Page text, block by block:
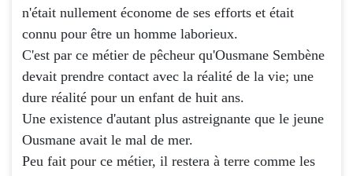
n'était nullement économe de ses efforts et était
connu pour être un homme laborieux.
C'est par ce métier de pêcheur qu'Ousmane Sembène
devait prendre contact avec la réalité de la vie; une
dure réalité pour un enfant de huit ans.
Une existence d'autant plus astreignante que le jeune
Ousmane avait le mal de mer.
Peu fait pour ce métier, il restera à terre comme les